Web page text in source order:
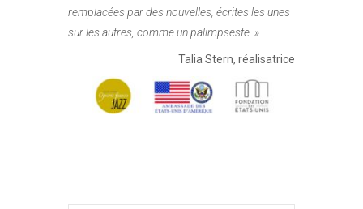
remplacées par des nouvelles, écrites les unes
sur les autres, comme un palimpseste. »
Talia Stern, réalisatrice